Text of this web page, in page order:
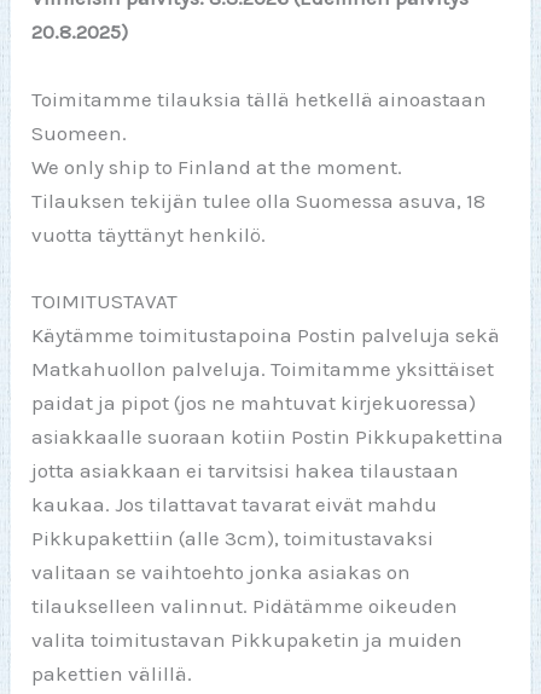
20.8.2025)
Toimitamme tilauksia tällä hetkellä ainoastaan
Suomeen.
We only ship to Finland at the moment.
Tilauksen tekijän tulee olla Suomessa asuva, 18
vuotta täyttänyt henkilö.
TOIMITUSTAVAT
Käytämme toimitustapoina Postin palveluja sekä
Matkahuollon palveluja. Toimitamme yksittäiset
paidat ja pipot (jos ne mahtuvat kirjekuoressa)
asiakkaalle suoraan kotiin Postin Pikkupakettina
jotta asiakkaan ei tarvitsisi hakea tilaustaan
kaukaa. Jos tilattavat tavarat eivät mahdu
Pikkupakettiin (alle 3cm), toimitustavaksi
valitaan se vaihtoehto jonka asiakas on
tilaukselleen valinnut. Pidätämme oikeuden
valita toimitustavan Pikkupaketin ja muiden
pakettien välillä.